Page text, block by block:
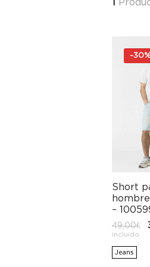
-
Short
–
49,00€
El
incluido
Jeans